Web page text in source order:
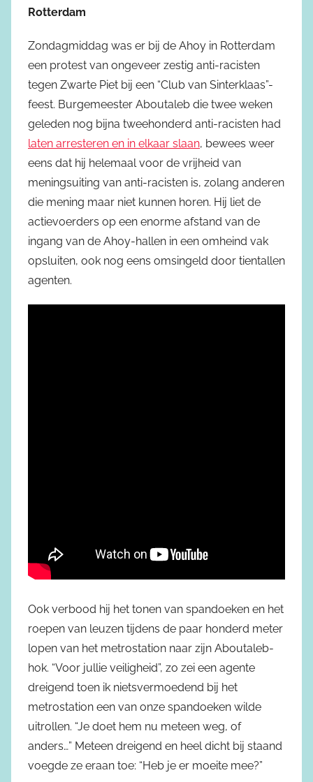
Rotterdam
Zondagmiddag was er bij de Ahoy in Rotterdam
een protest van ongeveer zestig anti-racisten
tegen Zwarte Piet bij een “Club van Sinterklaas”-
feest. Burgemeester Aboutaleb die twee weken
geleden nog bijna tweehonderd anti-racisten had
laten arresteren en in elkaar slaan, bewees weer
eens dat hij helemaal voor de vrijheid van
meningsuiting van anti-racisten is, zolang anderen
die mening maar niet kunnen horen. Hij liet de
actievoerders op een enorme afstand van de
ingang van de Ahoy-hallen in een omheind vak
opsluiten, ook nog eens omsingeld door tientallen
agenten.
Ook verbood hij het tonen van spandoeken en het
roepen van leuzen tijdens de paar honderd meter
lopen van het metrostation naar zijn Aboutaleb-
hok. “Voor jullie veiligheid”, zo zei een agente
dreigend toen ik nietsvermoedend bij het
metrostation een van onze spandoeken wilde
uitrollen. “Je doet hem nu meteen weg, of
anders…” Meteen dreigend en heel dicht bij staand
voegde ze eraan toe: “Heb je er moeite mee?”